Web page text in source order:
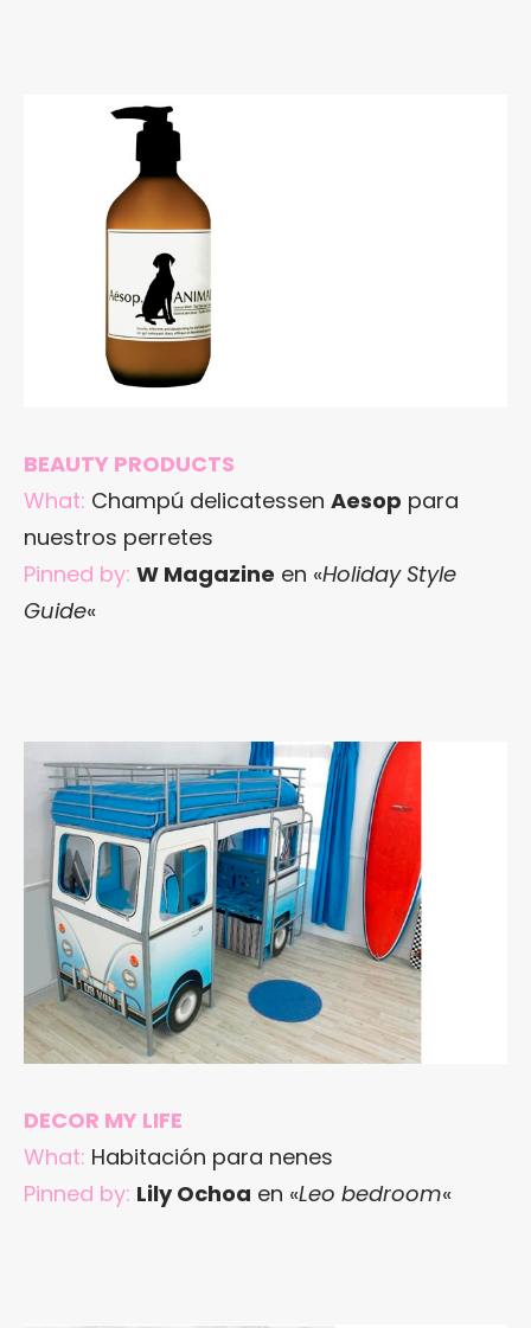
BEAUTY PRODUCTS
What: Champú delicatessen Aesop para
nuestros perretes
Pinned by: W Magazine en «Holiday Style
Guide«
DECOR MY LIFE
What: Habitación para nenes
Pinned by: Lily Ochoa en «Leo bedroom«